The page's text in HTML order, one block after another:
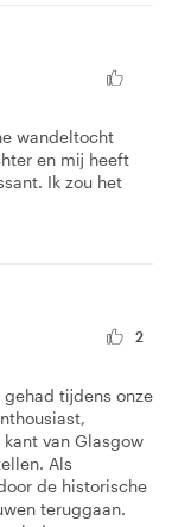
wandeltocht
en mij heeft
Ik zou het
2
tijdens onze
van Glasgow
Als
de historische
teruggaan.